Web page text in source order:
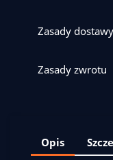
Zasady dostawy
Zasady zwrotu
Opis